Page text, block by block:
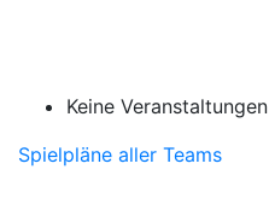
Keine Veranstaltungen
Spielpläne aller Teams